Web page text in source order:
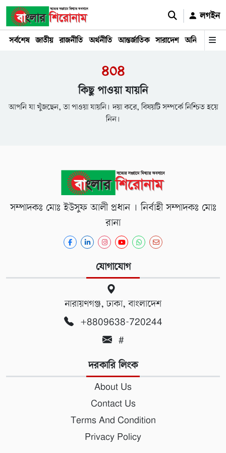
লগইন
সর্বশেষ জাতীয় রাজনীতি অর্থনীতি আন্তর্জাতিক সারাদেশ অনিয়ম
৪০৪
কিছু পাওয়া যায়নি
আপনি যা খুঁজছেন, তা পাওয়া যায়নি। দয়া করে, বিষয়টি সম্পর্কে নিশ্চিত হয়ে
নিন।
সম্পাদকঃ মোঃ ইউসুফ আলী প্রধান । নির্বাহী সম্পাদকঃ মোঃ
রানা
যোগাযোগ
নারায়ণগঞ্জ, ঢাকা, বাংলাদেশ
+8809638-720244
#
দরকারি লিংক
About Us
Contact Us
Terms And Condition
Privacy Policy